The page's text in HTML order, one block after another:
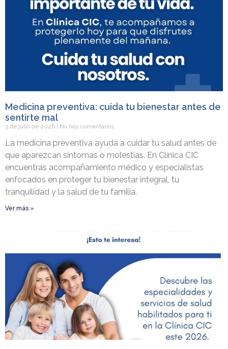
Medicina preventiva: cuida tu bienestar antes de
sentirte mal
3 de julio de 2026 No hay comentarios
La medicina preventiva ayuda a cuidar tu salud antes de
que aparezcan síntomas o molestias. En Clínica CIC
encuentras acompañamiento médico y especialistas
enfocados en proteger tu bienestar integral, tu
tranquilidad y la salud de tu familia.
Ver más »